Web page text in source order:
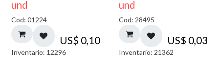
und
Cod: 01224
US$ 0,10
Inventario: 12296
und
Cod: 28495
US$ 0,03
Inventario: 21362